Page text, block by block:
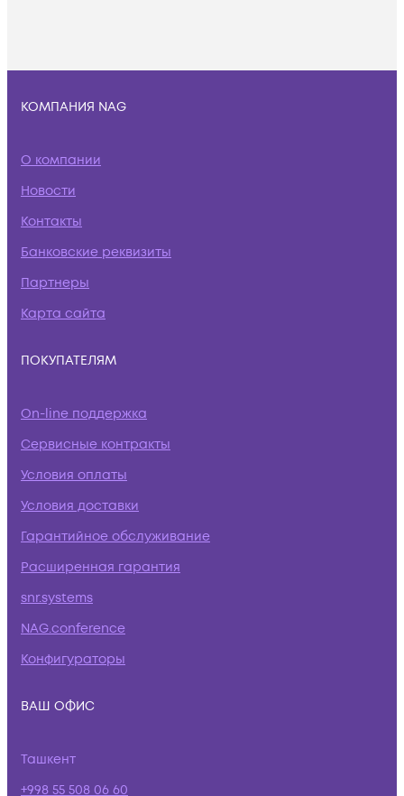
КОМПАНИЯ NAG
О компании
Новости
Контакты
Банковские реквизиты
Партнеры
Карта сайта
ПОКУПАТЕЛЯМ
On-line поддержка
Сервисные контракты
Условия оплаты
Условия доставки
Гарантийное обслуживание
Расширенная гарантия
snr.systems
NAG.conference
Конфигураторы
ВАШ ОФИС
Ташкент
+998 55 508 06 60